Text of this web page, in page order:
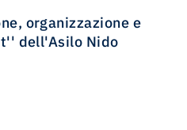
organizzazione e
dell'Asilo Nido